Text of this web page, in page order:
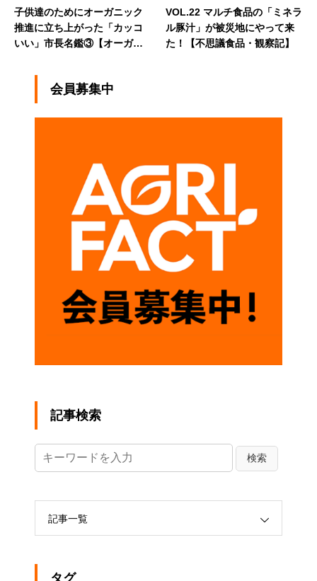
子供達のためにオーガニック
推進に立ち上がった「カッコ
いい」市長名鑑③【オーガニ
ポート14】
VOL.22 マルチ食品の「ミネラ
ル豚汁」が被災地にやって来
た！【不思議食品・観察記】
会員募集中
記事検索
記事一覧